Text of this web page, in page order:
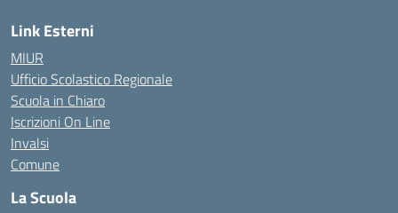
Link Esterni
MIUR
Ufficio Scolastico Regionale
Scuola in Chiaro
Iscrizioni On Line
Invalsi
Comune
La Scuola